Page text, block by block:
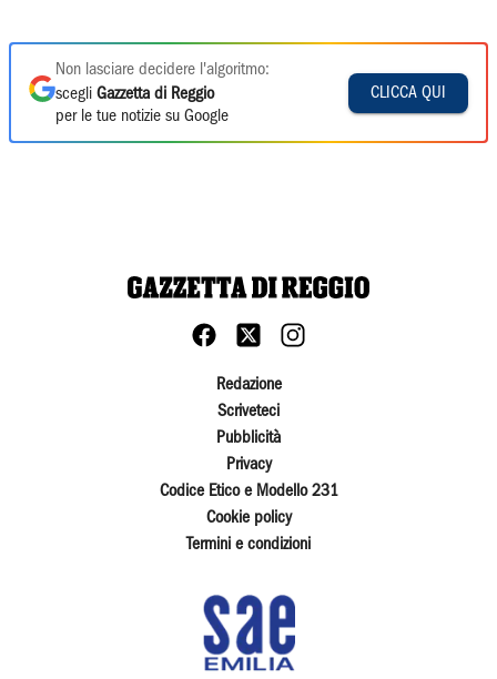
Non lasciare decidere l'algoritmo:
scegli Gazzetta di Reggio
per le tue notizie su Google
CLICCA QUI
Redazione
Scriveteci
Pubblicità
Privacy
Codice Etico e Modello 231
Cookie policy
Termini e condizioni